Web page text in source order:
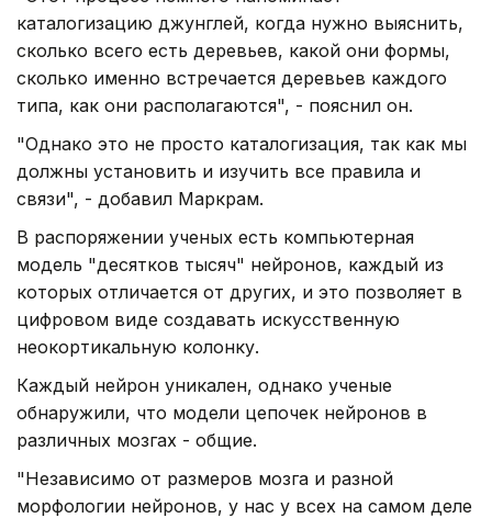
каталогизацию джунглей, когда нужно выяснить,
сколько всего есть деревьев, какой они формы,
сколько именно встречается деревьев каждого
типа, как они располагаются", - пояснил он.
"Однако это не просто каталогизация, так как мы
должны установить и изучить все правила и
связи", - добавил Маркрам.
В распоряжении ученых есть компьютерная
модель "десятков тысяч" нейронов, каждый из
которых отличается от других, и это позволяет в
цифровом виде создавать искусственную
неокортикальную колонку.
Каждый нейрон уникален, однако ученые
обнаружили, что модели цепочек нейронов в
различных мозгах - общие.
"Независимо от размеров мозга и разной
морфологии нейронов, у нас у всех на самом деле